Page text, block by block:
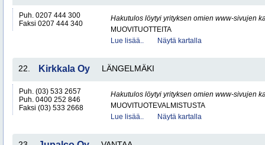
Puh. 0207 444 300
Faksi 0207 444 340
Hakutulos löytyi yrityksen omien www-sivujen
MUOVITUOTTEITA
Lue lisää..
Näytä kartalla
22. Kirkkala Oy LÄNGELMÄKI
Puh. (03) 533 2657
Puh. 0400 252 846
Faksi (03) 533 2668
Hakutulos löytyi yrityksen omien www-sivujen
MUOVITUOTEVALMISTUSTA
Lue lisää..
Näytä kartalla